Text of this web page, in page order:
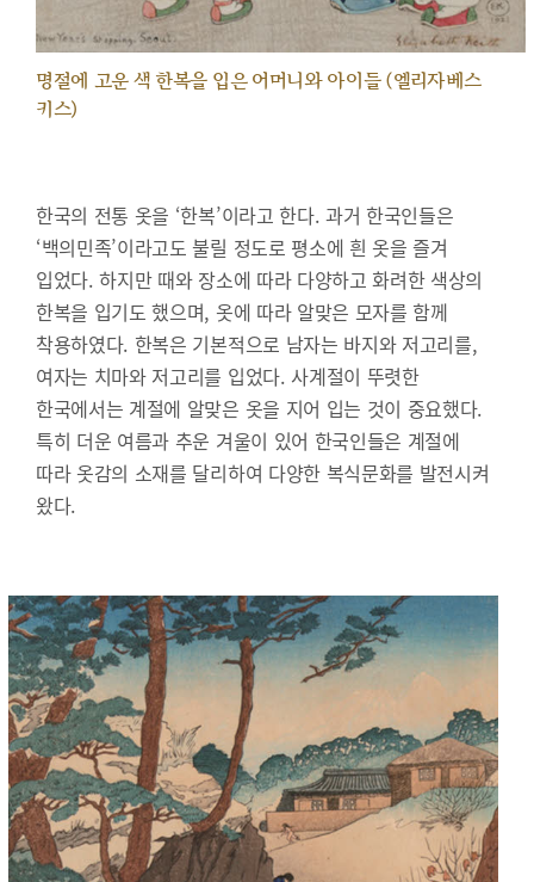
명절에 고운 색 한복을 입은 어머니와 아이들 (엘리자베스
키스)
한국의 전통 옷을 ‘한복’이라고 한다. 과거 한국인들은
‘백의민족’이라고도 불릴 정도로 평소에 흰 옷을 즐겨
입었다. 하지만 때와 장소에 따라 다양하고 화려한 색상의
한복을 입기도 했으며, 옷에 따라 알맞은 모자를 함께
착용하였다. 한복은 기본적으로 남자는 바지와 저고리를,
여자는 치마와 저고리를 입었다. 사계절이 뚜렷한
한국에서는 계절에 알맞은 옷을 지어 입는 것이 중요했다.
특히 더운 여름과 추운 겨울이 있어 한국인들은 계절에
따라 옷감의 소재를 달리하여 다양한 복식문화를 발전시켜
왔다.